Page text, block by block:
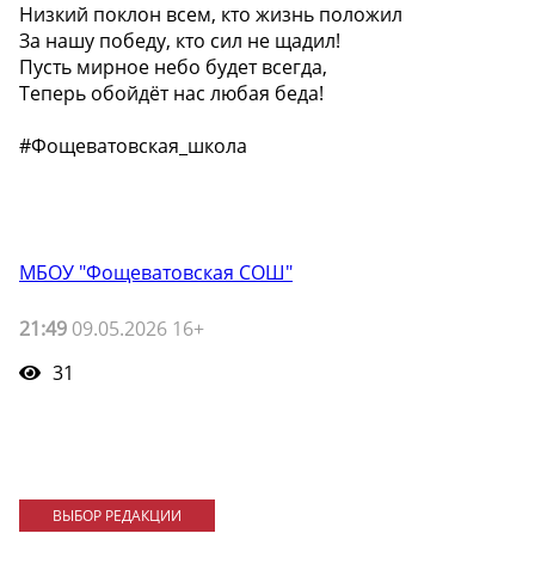
Низкий поклон всем, кто жизнь положил
За нашу победу, кто сил не щадил!
Пусть мирное небо будет всегда,
Теперь обойдёт нас любая беда!
#Фощеватовская_школа
МБОУ "Фощеватовская СОШ"
21:49 09.05.2026 16+
31
ВЫБОР РЕДАКЦИИ